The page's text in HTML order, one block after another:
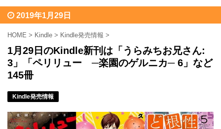
2019年1月29日
HOME > Kindle > Kindle発売情報 >
1月29日のKindle新刊は「うらみちお兄さん:
3」「ペリリュー ─楽園のゲルニカ─ 6」など
145冊
Kindle発売情報